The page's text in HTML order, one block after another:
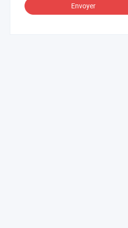
Envoyer